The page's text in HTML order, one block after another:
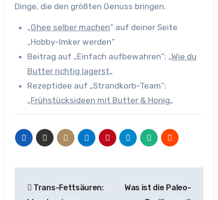
Dinge, die den größten Genuss bringen.
„Ghee selber machen“ auf deiner Seite
„Hobby-Imker werden“
Beitrag auf „Einfach aufbewahren“: „Wie du
Butter richtig lagerst„
Rezeptidee auf „Strandkorb-Team“:
„Frühstücksideen mit Butter & Honig„
Trans-Fettsäuren:
Was ist die Paleo-